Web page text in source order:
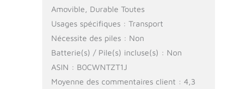
Amovible, Durable Toutes
Usages spécifiques : Transport
Nécessite des piles : Non
Batterie(s) / Pile(s) incluse(s) : Non
ASIN : B0CWNTZT1J
Moyenne des commentaires client : 4,3